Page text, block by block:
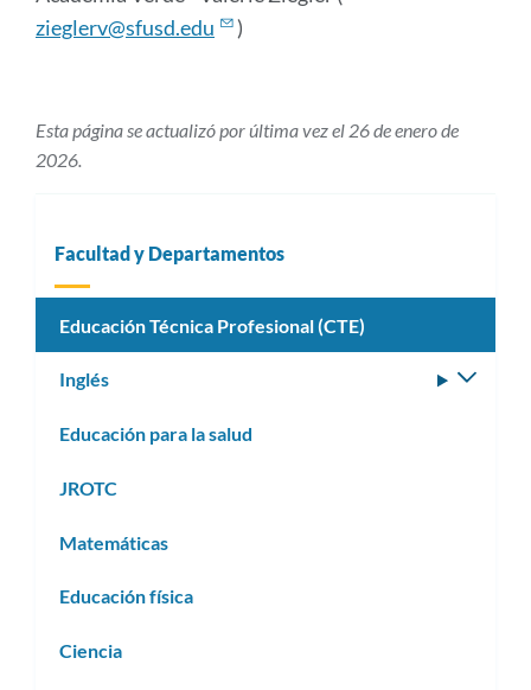
zieglerv@sfusd.edu
)
Esta página se actualizó por última vez el 26 de enero de
2026.
Facultad y Departamentos
Educación Técnica Profesional (CTE)
Inglés
Educación para la salud
JROTC
Matemáticas
Educación física
Ciencia